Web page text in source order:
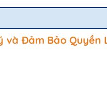
và Đảm Bảo Quyền